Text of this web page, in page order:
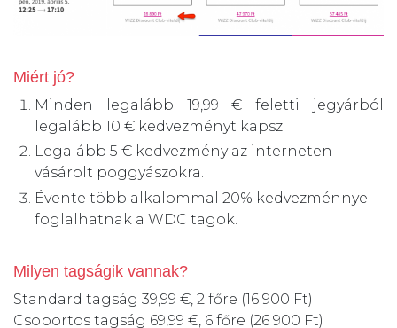
Miért jó?
Minden legalább 19,99 € feletti jegyárból
legalább 10 € kedvezményt kapsz.
Legalább 5 € kedvezmény az interneten
vásárolt poggyászokra.
Évente több alkalommal 20% kedvezménnyel
foglalhatnak a WDC tagok.
Milyen tagságik vannak?
Standard tagság 39,99 €, 2 főre (16 900 Ft)
Csoportos tagság 69,99 €, 6 főre (26 900 Ft)